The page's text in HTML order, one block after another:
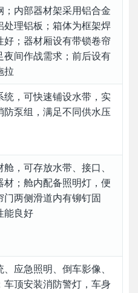
；内部器材架采用铝合金
处理铝板；箱体为框架焊
好；器材厢设有带锁卷帘
夜间作战需求；前后设有
拉
统，可快速铺设水带，实
防泵组，满足不同供水压
，可存放水带、接口、
材；舱内配备照明灯，便
两侧滑道内有铆钉固
能良好
应急照明、倒车影像、
车顶安装消防警灯，车身